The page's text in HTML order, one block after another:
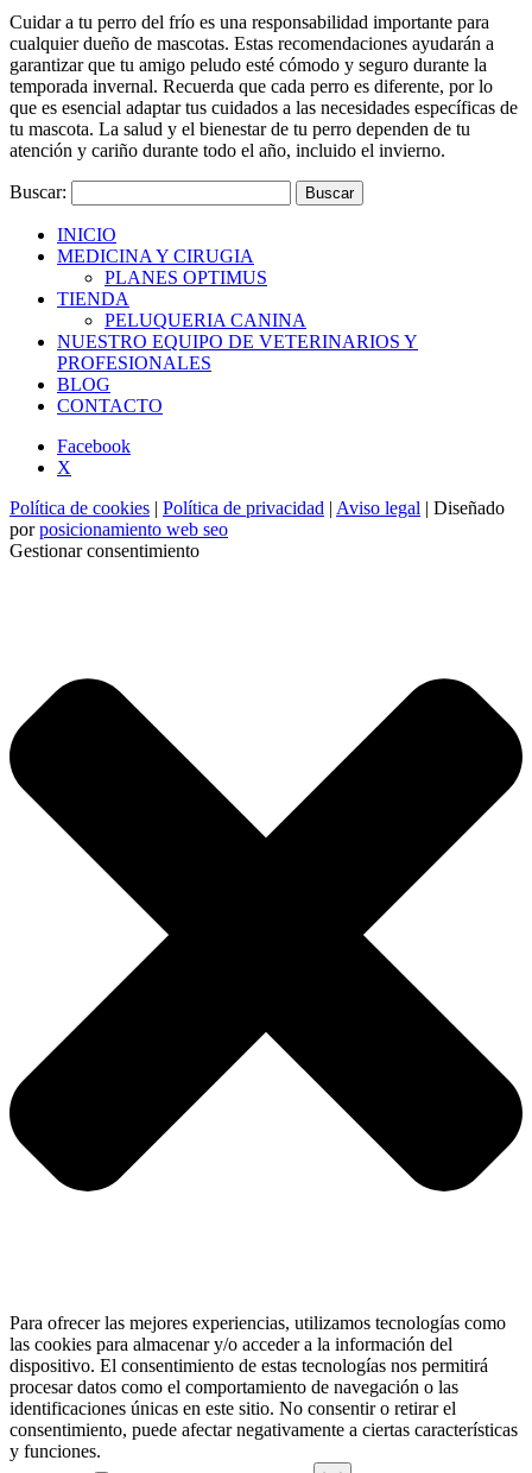
Cuidar a tu perro del frío es una responsabilidad importante para
cualquier dueño de mascotas. Estas recomendaciones ayudarán a
garantizar que tu amigo peludo esté cómodo y seguro durante la
temporada invernal. Recuerda que cada perro es diferente, por lo
que es esencial adaptar tus cuidados a las necesidades específicas de
tu mascota. La salud y el bienestar de tu perro dependen de tu
atención y cariño durante todo el año, incluido el invierno.
Buscar:
INICIO
MEDICINA Y CIRUGIA
PLANES OPTIMUS
TIENDA
PELUQUERIA CANINA
NUESTRO EQUIPO DE VETERINARIOS Y
PROFESIONALES
BLOG
CONTACTO
Facebook
X
Política de cookies | Política de privacidad | Aviso legal | Diseñado
porposicionamiento web seo
Gestionar consentimiento
Para ofrecer las mejores experiencias, utilizamos tecnologías como
las cookies para almacenar y/o acceder a la información del
dispositivo. El consentimiento de estas tecnologías nos permitirá
procesar datos como el comportamiento de navegación o las
identificaciones únicas en este sitio. No consentir o retirar el
consentimiento, puede afectar negativamente a ciertas características
y funciones.